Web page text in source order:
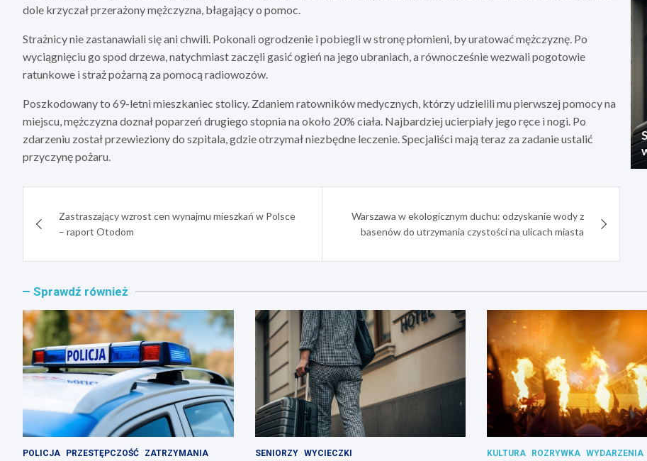
dole krzyczał przerażony mężczyzna, błagający o pomoc.
Strażnicy nie zastanawiali się ani chwili. Pokonali ogrodzenie i pobiegli w stronę płomieni, by uratować mężczyznę. Po
wyciągnięciu go spod drzewa, natychmiast zaczęli gasić ogień na jego ubraniach, a równocześnie wezwali pogotowie
ratunkowe i straż pożarną za pomocą radiowozów.
Poszkodowany to 69-letni mieszkaniec stolicy. Zdaniem ratowników medycznych, którzy udzielili mu pierwszej pomocy na
miejscu, mężczyzna doznał poparzeń drugiego stopnia na około 20% ciała. Najbardziej ucierpiały jego ręce i nogi. Po
zdarzeniu został przewieziony do szpitala, gdzie otrzymał niezbędne leczenie. Specjaliści mają teraz za zadanie ustalić
przyczynę pożaru.
wpisuZastraszający wzrost cen wynajmu mieszkań w Polsce
– raport Otodom
Warszawa w ekologicznym duchu: odzyskanie wody z
basenów do utrzymania czystości na ulicach miasta
Sprawdź również
POLICJA PRZESTĘPCZOŚĆ ZATRZYMANIA SENIORZY WYCIECZKI KULTURA ROZRYWKA WYDARZENIA